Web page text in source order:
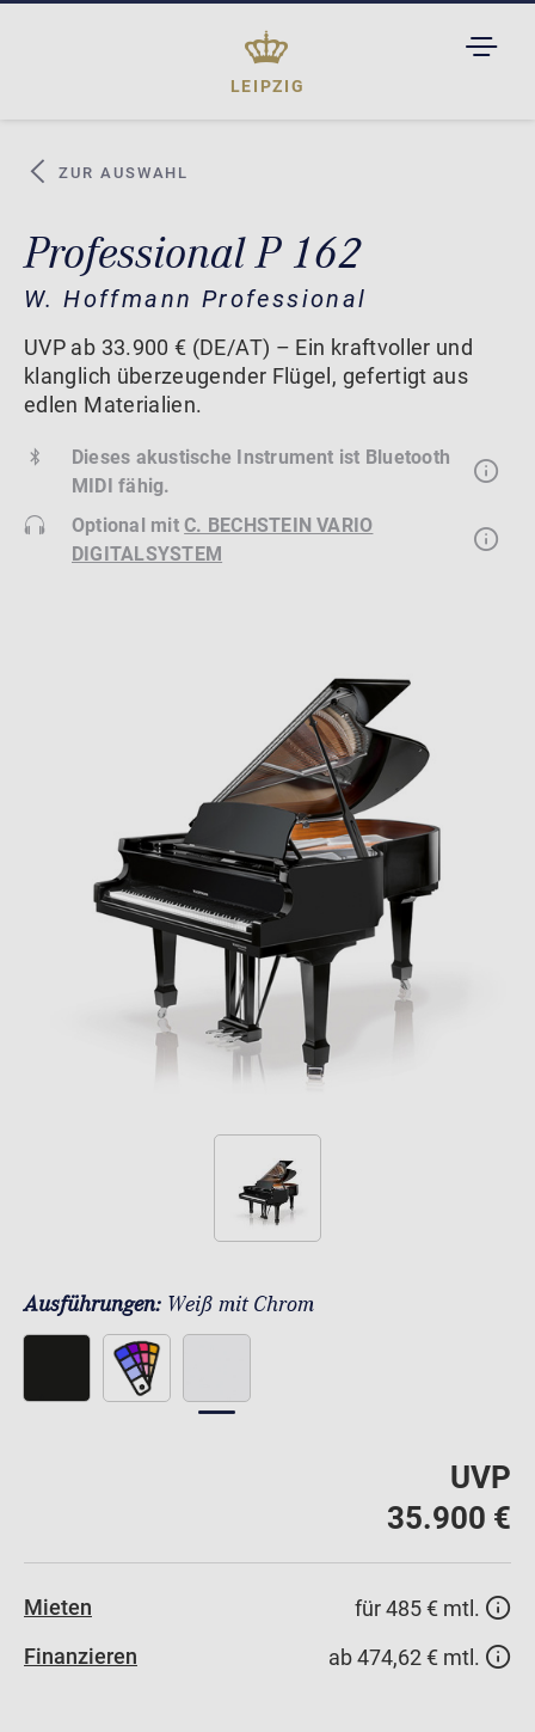
LEIPZIG
ZUR AUSWAHL
Professional P 162
W. Hoffmann Professional
UVP ab 33.900 € (DE/AT) – Ein kraftvoller und
klanglich überzeugender Flügel, gefertigt aus
edlen Materialien.
Dieses akustische Instrument ist Bluetooth
MIDI fähig.
Optional mitC. BECHSTEIN VARIO
DIGITALSYSTEM
Ausführungen: Weiß mit Chrom
UVP
35.900 €
Mieten
für 485 € mtl.
Finanzieren
ab 474,62 € mtl.